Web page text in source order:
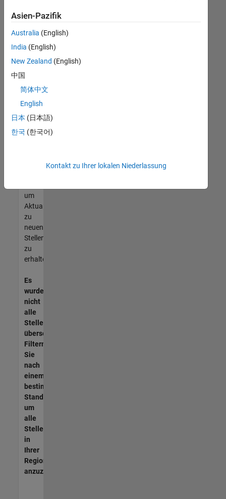
noch
keine
offenen
Stellen
können,
die
Ihren
entsprechen,
werden
unseres
um
Aktualisierungen
zu
neuen
Stellenangeboten
zu
erhalten.
Es
wurden
nicht
alle
Stellen
übersetzt.
Filtern
Sie
nach
einem
bestimmten
Standort,
um
alle
Stellenangebote
in
Ihrer
Region
anzuzeigen.
Asien-Pazifik
Australia (English)
India (English)
New Zealand (English)
中国
简体中文
English
日本 (日本語)
한국 (한국어)
Kontakt zu Ihrer lokalen Niederlassung